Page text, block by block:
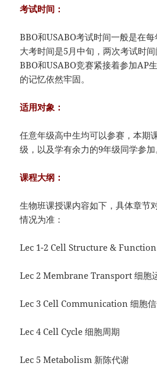
考试时间：
BBO和USABO考试时间一般是在
大考时间是5月中旬，两次考试时
BBO和USABO竞赛紧接着参加AP
的记忆依然牢固。
适用对象：
任意年级高中生均可以参赛，本期
级，以及学有余力的9年级同学参加
课程大纲：
生物班课授课内容如下，具体章节
情况为准：
Lec 1-2 Cell Structure &
Lec 2 Membrane Transport 细胞
Lec 3 Cell Communication 细胞
Lec 4 Cell Cycle 细胞周期
Lec 5 Metabolism 新陈代谢